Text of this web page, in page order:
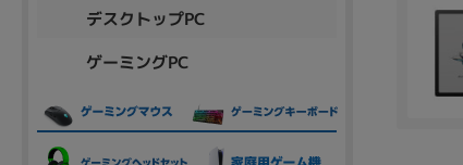
デスクトップPC
ゲーミングPC
円 ～